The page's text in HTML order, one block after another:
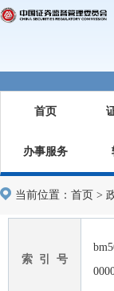
首页
办事服务
当前位置： 首页 >
索 引 号